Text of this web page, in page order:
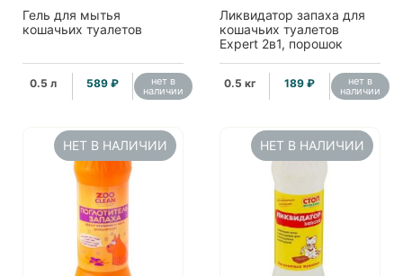
Гель для мытья
кошачьих туалетов
0.5 л 589 ₽ нет в
наличии
Ликвидатор запаха для
кошачьих туалетов
Expert 2в1, порошок
0.5 кг 189 ₽ нет в
наличии
НЕТ В НАЛИЧИИ НЕТ В НАЛИЧИИ